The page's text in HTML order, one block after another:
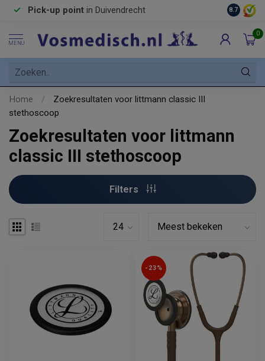
Pick-up point in Duivendrecht 8.7
MENU
0
Home /
Zoekresultaten voor littmann classic III
stethoscoop
Zoekresultaten voor littmann
classic III stethoscoop
Filters
-23%